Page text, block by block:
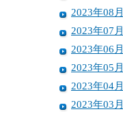
2023年08月
2023年07月
2023年06月
2023年05月
2023年04月
2023年03月